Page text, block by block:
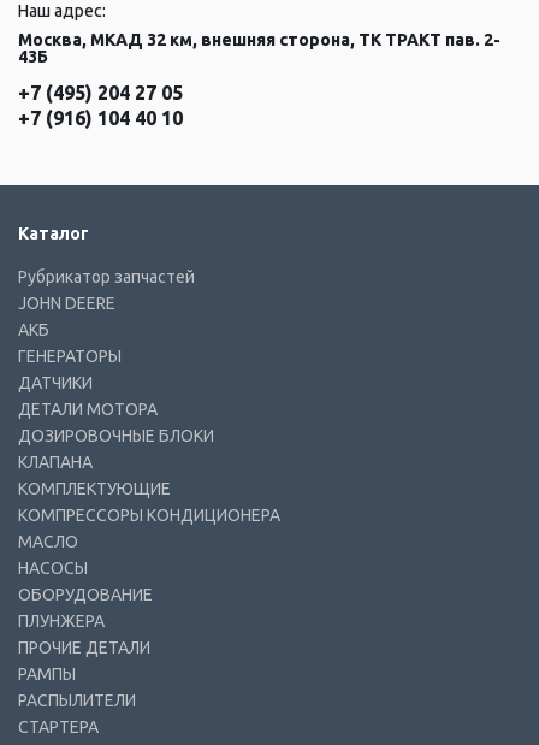
Наш адрес:
Москва, МКАД 32 км, внешняя сторона, ТК ТРАКТ пав. 2-
43Б
+7 (495) 204 27 05
+7 (916) 104 40 10
Каталог
Рубрикатор запчастей
JOHN DEERE
АКБ
ГЕНЕРАТОРЫ
ДАТЧИКИ
ДЕТАЛИ МОТОРА
ДОЗИРОВОЧНЫЕ БЛОКИ
КЛАПАНА
КОМПЛЕКТУЮЩИЕ
КОМПРЕССОРЫ КОНДИЦИОНЕРА
МАСЛО
НАСОСЫ
ОБОРУДОВАНИЕ
ПЛУНЖЕРА
ПРОЧИЕ ДЕТАЛИ
РАМПЫ
РАСПЫЛИТЕЛИ
СТАРТЕРА